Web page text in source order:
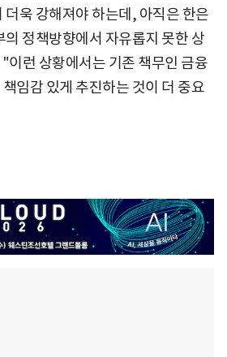
더욱 강해져야 하는데, 아직은 한은
의 정책방향에서 자유롭지 못한 상
이런 상황에서는 기존 책무인 금융
임감 있게 추진하는 것이 더 중요